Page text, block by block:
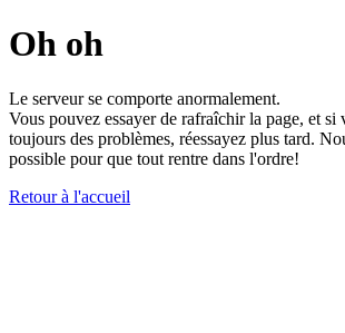
Oh oh
Le serveur se comporte anormalement.
Vous pouvez essayer de rafraîchir la page, et si
toujours des problèmes, réessayez plus tard.
possible pour que tout rentre dans l'ordre!
Retour à l'accueil